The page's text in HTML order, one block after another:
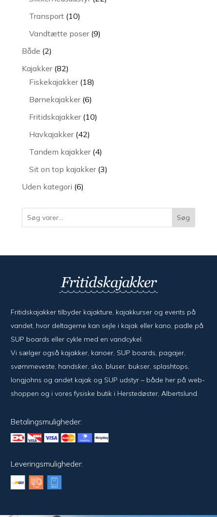
Transport 1010
varer
Vandtætte poser 99
Både 22
varer
Kajakker 8282
varer
Fiskekajakker 1818
Børnekajakker 66
varer
Fritidskajakker 1010
Havkajakker 4242
varer
Tandem kajakker 44
varer
Sit on top kajakker 33
Uden kategori 66
Søg
Fritidskajakker tilbyder kajak­ture, kajak­kurser og events på
vandet, hvor del­ta­ger­ne kan sejle i kajak eller kano, padle på
SUP boards eller cykle med en vand­cykel.
Vi sælger også kajak­ker, kanoer, SUP boards, pagajer,
svømme­veste, hand­sker, sko, bluser, bukser, splash­tops,
long­johns og andet kajak og SUP udstyr – både her på web­
shoppen og i vores fysiske butik i Her­sted­øster, Alberts­lund.
Betalingsmuligheder:
Leveringsmuligheder: